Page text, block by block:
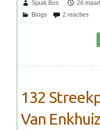
Sjaak Bos 26
132
Van